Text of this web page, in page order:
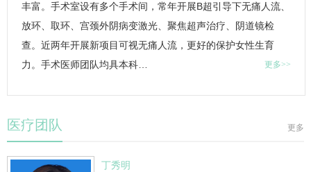
丰富。手术室设有多个手术间，常年开展B超引导下无痛人流、
放环、取环、宫颈外阴病变激光、聚焦超声治疗、阴道镜检
查。近两年开展新项目可视无痛人流，更好的保护女性生育
力。手术医师团队均具本科…
更多>>
更多
医疗团队
丁秀明